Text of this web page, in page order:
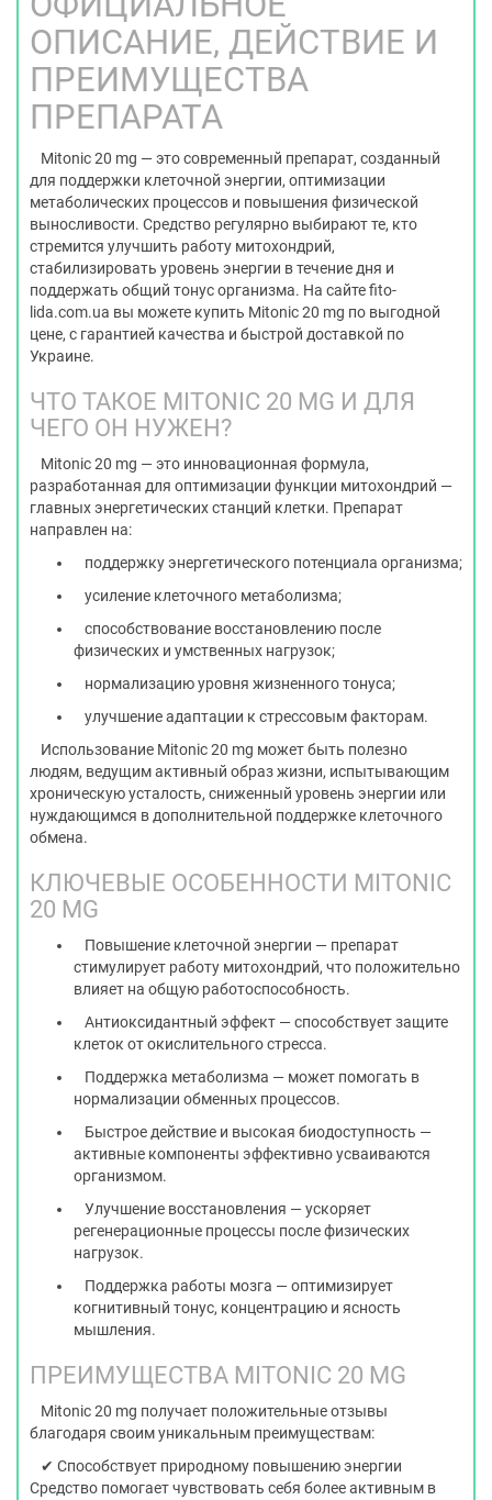
ОПИСАНИЕ, ДЕЙСТВИЕ И
ПРЕИМУЩЕСТВА
ПРЕПАРАТА
Mitonic 20 mg — это современный препарат, созданный
для поддержки клеточной энергии, оптимизации
метаболических процессов и повышения физической
выносливости. Средство регулярно выбирают те, кто
стремится улучшить работу митохондрий,
стабилизировать уровень энергии в течение дня и
поддержать общий тонус организма. На сайте fito-
lida.com.ua вы можете купить Mitonic 20 mg по выгодной
цене, с гарантией качества и быстрой доставкой по
Украине.
ЧТО ТАКОЕ MITONIC 20 MG И ДЛЯ
ЧЕГО ОН НУЖЕН?
Mitonic 20 mg — это инновационная формула,
разработанная для оптимизации функции митохондрий —
главных энергетических станций клетки. Препарат
направлен на:
поддержку энергетического потенциала организма;
усиление клеточного метаболизма;
способствование восстановлению после
физических и умственных нагрузок;
нормализацию уровня жизненного тонуса;
улучшение адаптации к стрессовым факторам.
Использование Mitonic 20 mg может быть полезно
людям, ведущим активный образ жизни, испытывающим
хроническую усталость, сниженный уровень энергии или
нуждающимся в дополнительной поддержке клеточного
обмена.
КЛЮЧЕВЫЕ ОСОБЕННОСТИ MITONIC
20 MG
Повышение клеточной энергии — препарат
стимулирует работу митохондрий, что положительно
влияет на общую работоспособность.
Антиоксидантный эффект — способствует защите
клеток от окислительного стресса.
Поддержка метаболизма — может помогать в
нормализации обменных процессов.
Быстрое действие и высокая биодоступность —
активные компоненты эффективно усваиваются
организмом.
Улучшение восстановления — ускоряет
регенерационные процессы после физических
нагрузок.
Поддержка работы мозга — оптимизирует
когнитивный тонус, концентрацию и ясность
мышления.
ПРЕИМУЩЕСТВА MITONIC 20 MG
Mitonic 20 mg получает положительные отзывы
благодаря своим уникальным преимуществам:
✔ Способствует природному повышению энергии
Средство помогает чувствовать себя более активным в